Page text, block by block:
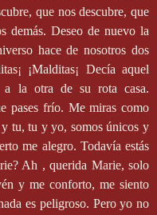
que nos descubre, que
demás. Deseo de nuevo la
hace de nosotros dos
¡Malditas¡ Decía aquel
a la otra de su rota casa.
pases frío. Me miras como
tu, tu y yo, somos únicos y
me alegro. Todavía estás
Ah , querida Marie, solo
y me conforto, me siento
es peligroso. Pero yo no